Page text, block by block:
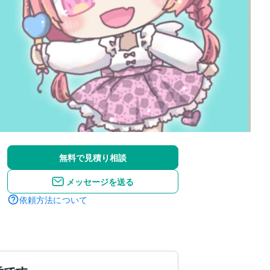
無料で見積り相談
メッセージを送る
依頼方法について